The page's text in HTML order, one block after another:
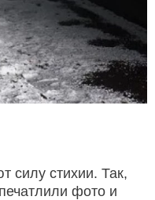
силу стихии. Так,
фото и